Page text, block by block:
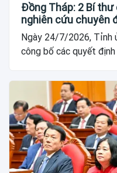
Đồng Tháp: 2 Bí thư
nghiên cứu chuyên
Ngày 24/7/2026, Tỉnh
công bố các quyết